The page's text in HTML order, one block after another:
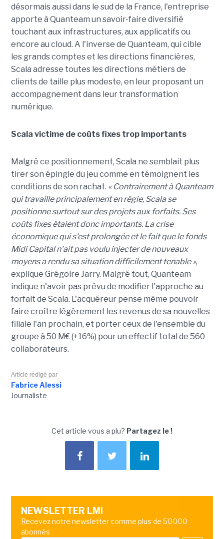
désormais aussi dans le sud de la France, l'entreprise
apporte à Quanteam un savoir-faire diversifié
touchant aux infrastructures, aux applicatifs ou
encore au cloud. A l'inverse de Quanteam, qui cible
les grands comptes et les directions financières,
Scala adresse toutes les directions métiers de
clients de taille plus modeste, en leur proposant un
accompagnement dans leur transformation
numérique.
Scala victime de coûts fixes trop importants
Malgré ce positionnement, Scala ne semblait plus
tirer son épingle du jeu comme en témoignent les
conditions de son rachat. « Contrairement à Quanteam
qui travaille principalement en régie, Scala se
positionne surtout sur des projets aux forfaits. Ses
coûts fixes étaient donc importants. La crise
économique qui s'est prolongée et le fait que le fonds
Midi Capital n'ait pas voulu injecter de nouveaux
moyens a rendu sa situation difficilement tenable »,
explique Grégoire Jarry. Malgré tout, Quanteam
indique n'avoir pas prévu de modifier l'approche au
forfait de Scala. L'acquéreur pense même pouvoir
faire croître légèrement les revenus de sa nouvelles
filiale l'an prochain, et porter ceux de l'ensemble du
groupe à 50 M€ (+16%) pour un effectif total de 560
collaborateurs.
Article rédigé par
Fabrice Alessi
Journaliste
Cet article vous a plu? Partagez le !
NEWSLETTER LMI
Recevez notre newsletter comme plus de 50000
abonnés